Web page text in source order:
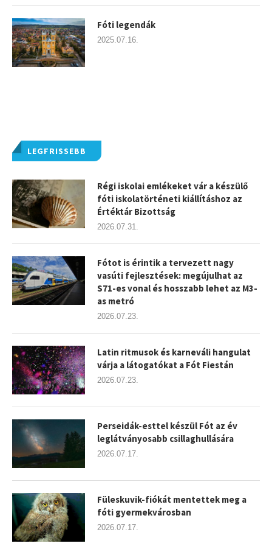
LEGFRISSEBB
Régi iskolai emlékeket vár a készülő
fóti iskolatörténeti kiállításhoz az
Értéktár Bizottság
2026.07.31.
Fótot is érintik a tervezett nagy
vasúti fejlesztések: megújulhat az
S71-es vonal és hosszabb lehet az M3-
as metró
2026.07.23.
Latin ritmusok és karneváli hangulat
várja a látogatókat a Fót Fiestán
2026.07.23.
Perseidák-esttel készül Fót az év
leglátványosabb csillaghullására
2026.07.17.
Füleskuvik-fiókát mentettek meg a
fóti gyermekvárosban
2026.07.17.
Fóti legendák
2025.07.16.